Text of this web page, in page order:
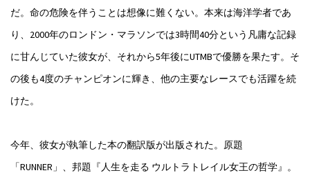
だ。命の危険を伴うことは想像に難くない。本来は海洋学者であ
り、2000年のロンドン・マラソンでは3時間40分という凡庸な記録
に甘んじていた彼女が、それから5年後にUTMBで優勝を果たす。そ
の後も4度のチャンピオンに輝き、他の主要なレースでも活躍を続
けた。
今年、彼女が執筆した本の翻訳版が出版された。原題
「RUNNER」、邦題『人生を走る ウルトラトレイル女王の哲学』。